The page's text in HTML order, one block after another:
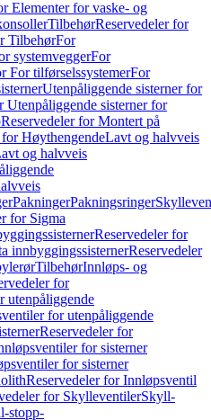
Elementer for vaske- og
TilbehørReservedeler for
TilbehørFor
systemveggerFor
For tilførselssystemerFor
Utenpåliggende sisterner for
Utenpåliggende sisterner for
Reservedeler for Montert på
HøythengendeLavt og halvveis
og halvveis
PakningerPakningsringer
for Sigma
Reservedeler for
innbyggingssisternerReservedeler
TilbehørInnløps- og
for
utenpåliggende
for utenpåliggende
Reservedeler for
for sisterner
for sisterner
Reservedeler for Innløpsventil
for SkylleventilerSkyll-
stopp-